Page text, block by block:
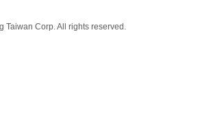
Taiwan Corp. All rights reserved.